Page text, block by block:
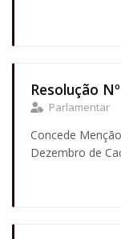
Resolução
Parlamentar
Concede
Dezembro de